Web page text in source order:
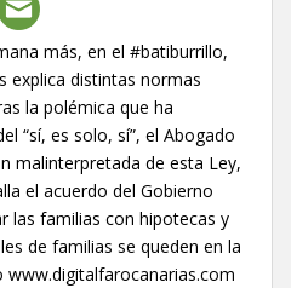
más, en el #batiburrillo,
explica distintas normas
la polémica que ha
“sí, es solo, sí”, el Abogado
malinterpretada de esta Ley,
el acuerdo del Gobierno
las familias con hipotecas y
de familias se queden en la
www.digitalfarocanarias.com